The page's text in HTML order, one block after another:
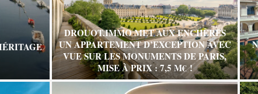
DROUOT.IMMO MET AUX ENCHÈRES
UN APPARTEMENT D’EXCEPTION AVEC
VUE SUR LES MONUMENTS DE PARIS,
MISE À PRIX : 7,5 M€ !